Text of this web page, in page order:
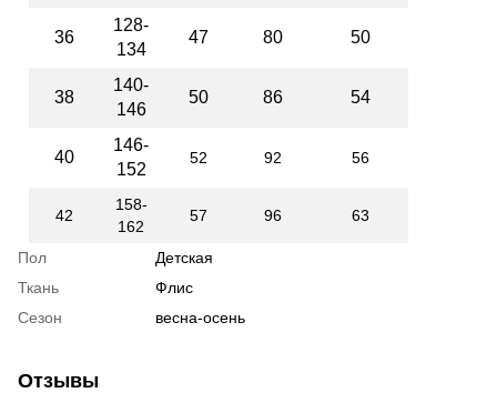
36
128-
134
47 80 50
38
140-
146
50 86 54
40
146-
152
52 92 56
42
158-
162
57 96 63
Пол
Детская
Ткань
Флис
Сезон
весна-осень
Отзывы